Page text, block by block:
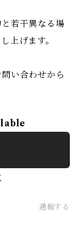
若干異なる場
上げます。
い合わせから
通報する